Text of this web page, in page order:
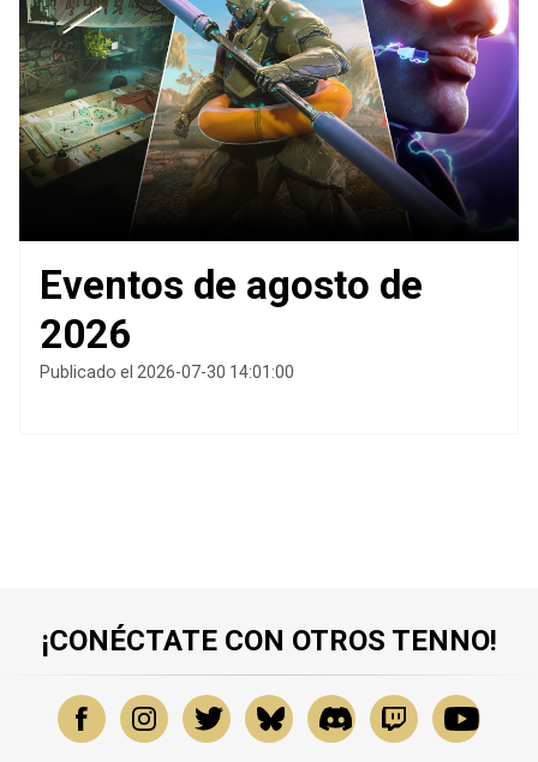
Eventos de agosto de
2026
Publicado el 2026-07-30 14:01:00
¡CONÉCTATE CON OTROS TENNO!